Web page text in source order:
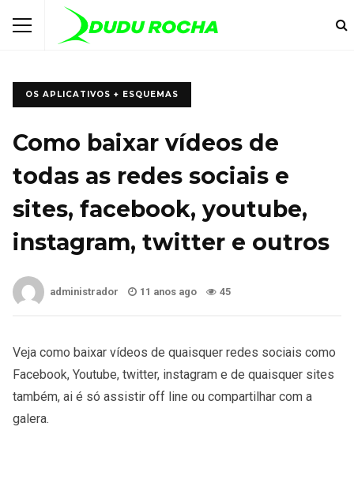
OS APLICATIVOS + ESQUEMAS
Como baixar vídeos de
todas as redes sociais e
sites, facebook, youtube,
instagram, twitter e outros
administrador 11 anos ago 45
Veja como baixar vídeos de quaisquer redes sociais como
Facebook, Youtube, twitter, instagram e de quaisquer sites
também, ai é só assistir off line ou compartilhar com a
galera.